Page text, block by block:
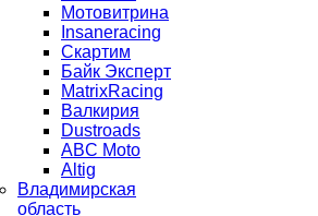
Мотовитрина
Insaneracing
Скартим
Байк Эксперт
MatrixRacing
Валкирия
Dustroads
ABC Moto
Altig
Владимирская
область